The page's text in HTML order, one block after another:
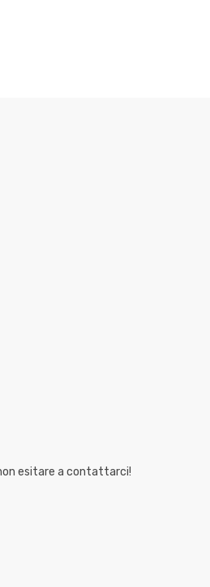
esitare a contattarci!